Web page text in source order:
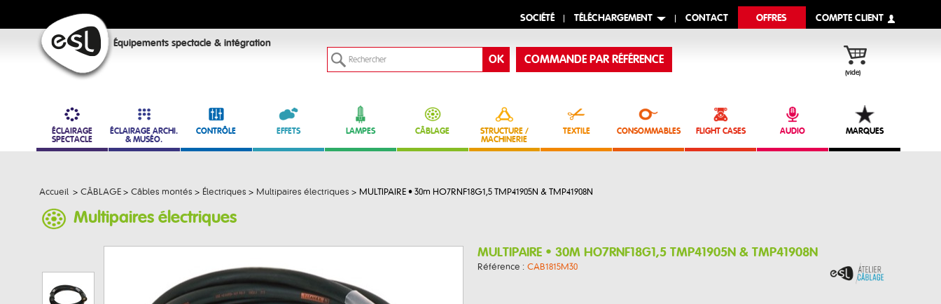
SOCIÉTÉ TÉLÉCHARGEMENT CONTACT OFFRES COMPTE CLIENT
Équipements spectacle & intégration
(vide)
COMMANDE PAR RÉFÉRENCE
ÉCLAIRAGE
SPECTACLE
ÉCLAIRAGE ARCHI.
& MUSÉO.
CONTRÔLE EFFETS LAMPES CÂBLAGE
STRUCTURE /
MACHINERIE
TEXTILE CONSOMMABLES FLIGHT CASES AUDIO MARQUES
Accueil > CÂBLAGE > Câbles montés > Électriques > Multipaires électriques > MULTIPAIRE • 30m HO7RNF18G1,5 TMP41905N & TMP41908N
Multipaires électriques
MULTIPAIRE • 30M HO7RNF18G1,5 TMP41905N & TMP41908N
Référence : CAB1815M30